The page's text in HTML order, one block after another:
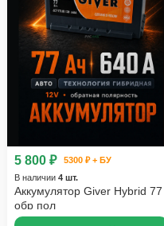
5 800 ₽
5300 ₽ + БУ
В наличии 4 шт.
Аккумулятор Giver Hybrid 77
обр пол